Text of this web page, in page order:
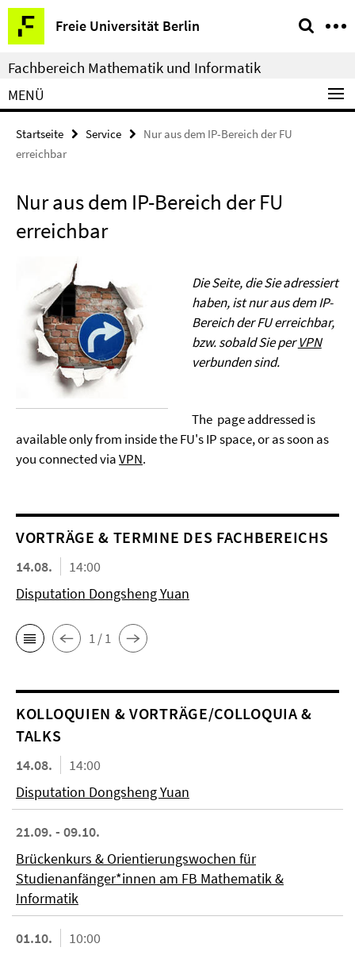
Springe
direkt
zu
Inhalt
Freie Universität Berlin
Service-
Navigation
Fachbereich Mathematik und Informatik
MENÜ
Startseite Service
Nur aus dem IP-Bereich der FU
erreichbar
Nur aus dem IP-Bereich der FU
erreichbar
Die Seite, die Sie adressiert
haben, ist nur aus dem IP-
Bereich der FU erreichbar,
bzw. sobald Sie perVPN
verbunden sind.
The page addressed is
available only from inside the FU's IP space, or as soon as
you connected viaVPN.
VORTRÄGE & TERMINE DES FACHBEREICHS
14.08.
14:00
Disputation Dongsheng Yuan
1 / 1
KOL­LO­QUIEN & VORTRÄGE/COLLOQUIA &
TALKS
14.08.
14:00
Disputation Dongsheng Yuan
21.09. - 09.10.
Brückenkurs & Orientierungswochen für
Studienanfänger*innen am FB Mathematik &
Informatik
01.10.
10:00